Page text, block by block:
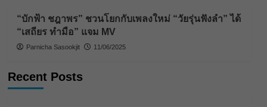
“บักฟ้า ชฎาพร” ชวนโยกกับเพลงใหม่ “วัยรุ่นฟังลำ” ได้
“เสถียร ทำมือ” แจม MV
Parnicha Sasookjit 11/06/2025
Recent Posts